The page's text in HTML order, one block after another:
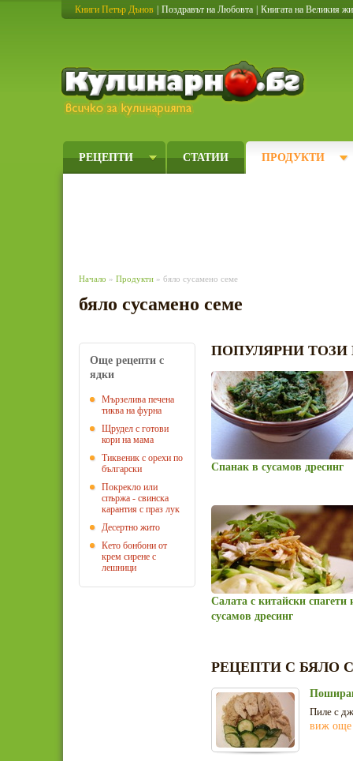
Книги Петър Дънов Поздравът на Любовта Книгата на Великия
РЕЦЕПТИ СТАТИИ ПРОДУКТИ
Начало » Продукти » бяло сусамено семе
бяло сусамено семе
Още рецепти с
ядки
Мързелива печена
тиква на фурна
Щрудел с готови
кори на мама
Тиквеник с орехи по
български
Покрекло или
спържа - свинска
карантия с праз лук
Десертно жито
Кето бонбони от
крем сирене с
лешници
ПОПУЛЯРНИ ТОЗИ
Спанак в сусамов дресинг
Салата с китайски спагети
сусамов дресинг
РЕЦЕПТИ С БЯЛО
Пиле с
виж още